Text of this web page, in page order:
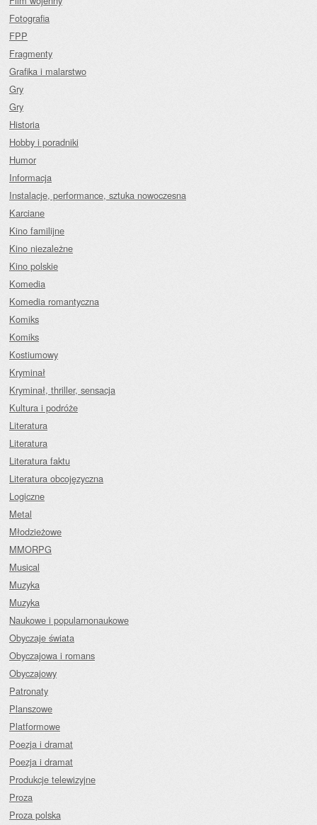
Fotografia
FPP
Fragmenty
Grafika i malarstwo
Gry
Gry
Historia
Hobby i poradniki
Humor
Informacja
Instalacje, performance, sztuka nowoczesna
Karciane
Kino familijne
Kino niezależne
Kino polskie
Komedia
Komedia romantyczna
Komiks
Komiks
Kostiumowy
Kryminał
Kryminał, thriller, sensacja
Kultura i podróże
Literatura
Literatura
Literatura faktu
Literatura obcojęzyczna
Logiczne
Metal
Młodzieżowe
MMORPG
Musical
Muzyka
Muzyka
Naukowe i popularnonaukowe
Obyczaje świata
Obyczajowa i romans
Obyczajowy
Patronaty
Planszowe
Platformowe
Poezja i dramat
Poezja i dramat
Produkcje telewizyjne
Proza
Proza polska